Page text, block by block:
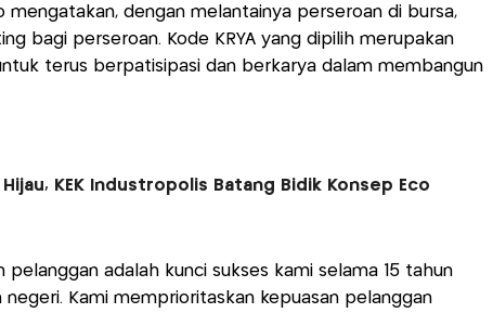
mengatakan, dengan melantainya perseroan di bursa,
bagi perseroan. Kode KRYA yang dipilih merupakan
terus berpatisipasi dan berkarya dalam membangun
KEK Industropolis Batang Bidik Konsep Eco
pelanggan adalah kunci sukses kami selama 15 tahun
Kami memprioritaskan kepuasan pelanggan